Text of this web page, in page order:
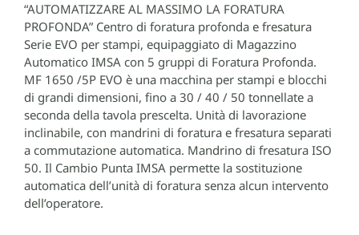
“AUTOMATIZZARE AL MASSIMO LA FORATURA
PROFONDA” Centro di foratura profonda e fresatura
Serie EVO per stampi, equipaggiato di Magazzino
Automatico IMSA con 5 gruppi di Foratura Profonda.
MF 1650 /5P EVO è una macchina per stampi e blocchi
di grandi dimensioni, fino a 30 / 40 / 50 tonnellate a
seconda della tavola prescelta. Unità di lavorazione
inclinabile, con mandrini di foratura e fresatura separati
a commutazione automatica. Mandrino di fresatura ISO
50. Il Cambio Punta IMSA permette la sostituzione
automatica dell’unità di foratura senza alcun intervento
dell’operatore.